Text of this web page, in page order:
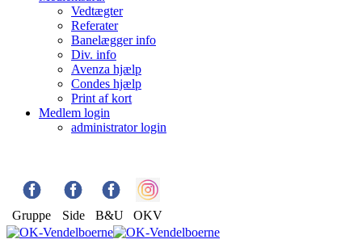
Vedtægter
Referater
Banelægger info
Div. info
Avenza hjælp
Condes hjælp
Print af kort
Medlem login
administrator login
Gruppe Side B&U OKV